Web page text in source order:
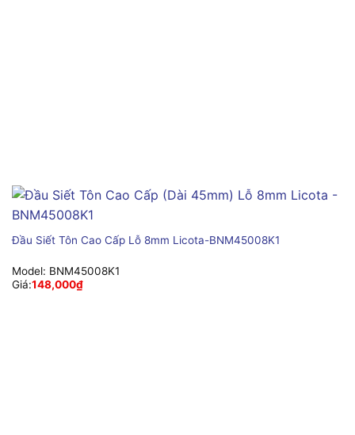
Đầu Siết Tôn Cao Cấp Lỗ 8mm Licota-BNM45008K1
Model: BNM45008K1
Giá:148,000₫